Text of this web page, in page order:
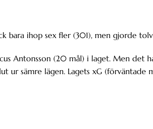
bara ihop sex fler (301), men gjorde
Antonsson (20 mål) i laget. Men det
ur sämre lägen. Lagets xG (förväntade